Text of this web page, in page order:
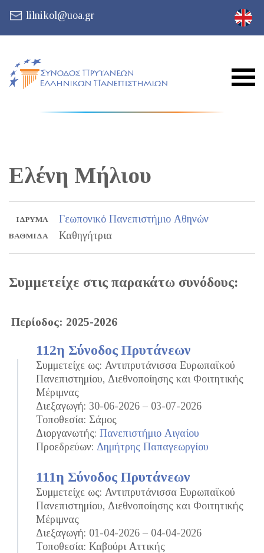
lilnikol@uoa.gr
Ελένη Μήλιου
ΊΔΡΥΜΑ Γεωπονικό Πανεπιστήμιο Αθηνών
ΒΑΘΜΊΔΑ Καθηγήτρια
Συμμετείχε στις παρακάτω συνόδους:
Περίοδος: 2025-2026
112η Σύνοδος Πρυτάνεων
Συμμετείχε ως: Αντιπρυτάνισσα Ευρωπαϊκού
Πανεπιστημίου, Διεθνοποίησης και Φοιτητικής
Μέριμνας
Διεξαγωγή: 30-06-2026 – 03-07-2026
Τοποθεσία: Σάμος
Διοργανωτής: Πανεπιστήμιο Αιγαίου
Προεδρεύων: Δημήτρης Παπαγεωργίου
111η Σύνοδος Πρυτάνεων
Συμμετείχε ως: Αντιπρυτάνισσα Ευρωπαϊκού
Πανεπιστημίου, Διεθνοποίησης και Φοιτητικής
Μέριμνας
Διεξαγωγή: 01-04-2026 – 04-04-2026
Τοποθεσία: Καβούρι Αττικής